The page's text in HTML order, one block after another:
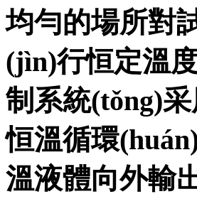
均勻的場所對
(jìn)行恒定溫
制系統(tǒng)
恒溫循環
溫液體向外輸